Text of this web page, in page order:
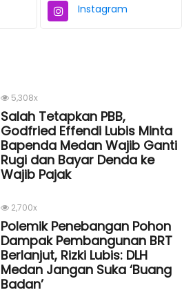
Instagram
5,308x
Salah Tetapkan PBB,
Godfried Effendi Lubis Minta
Bapenda Medan Wajib Ganti
Rugi dan Bayar Denda ke
Wajib Pajak
2,700x
Polemik Penebangan Pohon
Dampak Pembangunan BRT
Berlanjut, Rizki Lubis: DLH
Medan Jangan Suka ‘Buang
Badan’